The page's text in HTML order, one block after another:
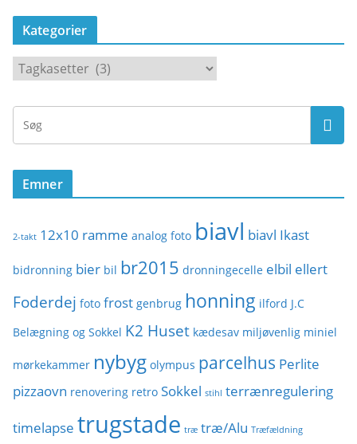
Kategorier
K
a
t
g
r
Emner
2-takt 12x10 ramme analog foto biavl biavl Ikast
bidronning bier bil br2015 dronningecelle elbil ellert
Foderdej foto frost genbrug honning ilford J.C
Belægning og Sokkel K2 Huset kædesav miljøvenlig miniel
mørkekammer nybyg olympus parcelhus Perlite
pizzaovn renovering retro Sokkel stihl terrænregulering
timelapse trugstade træ træ/Alu Træfældning